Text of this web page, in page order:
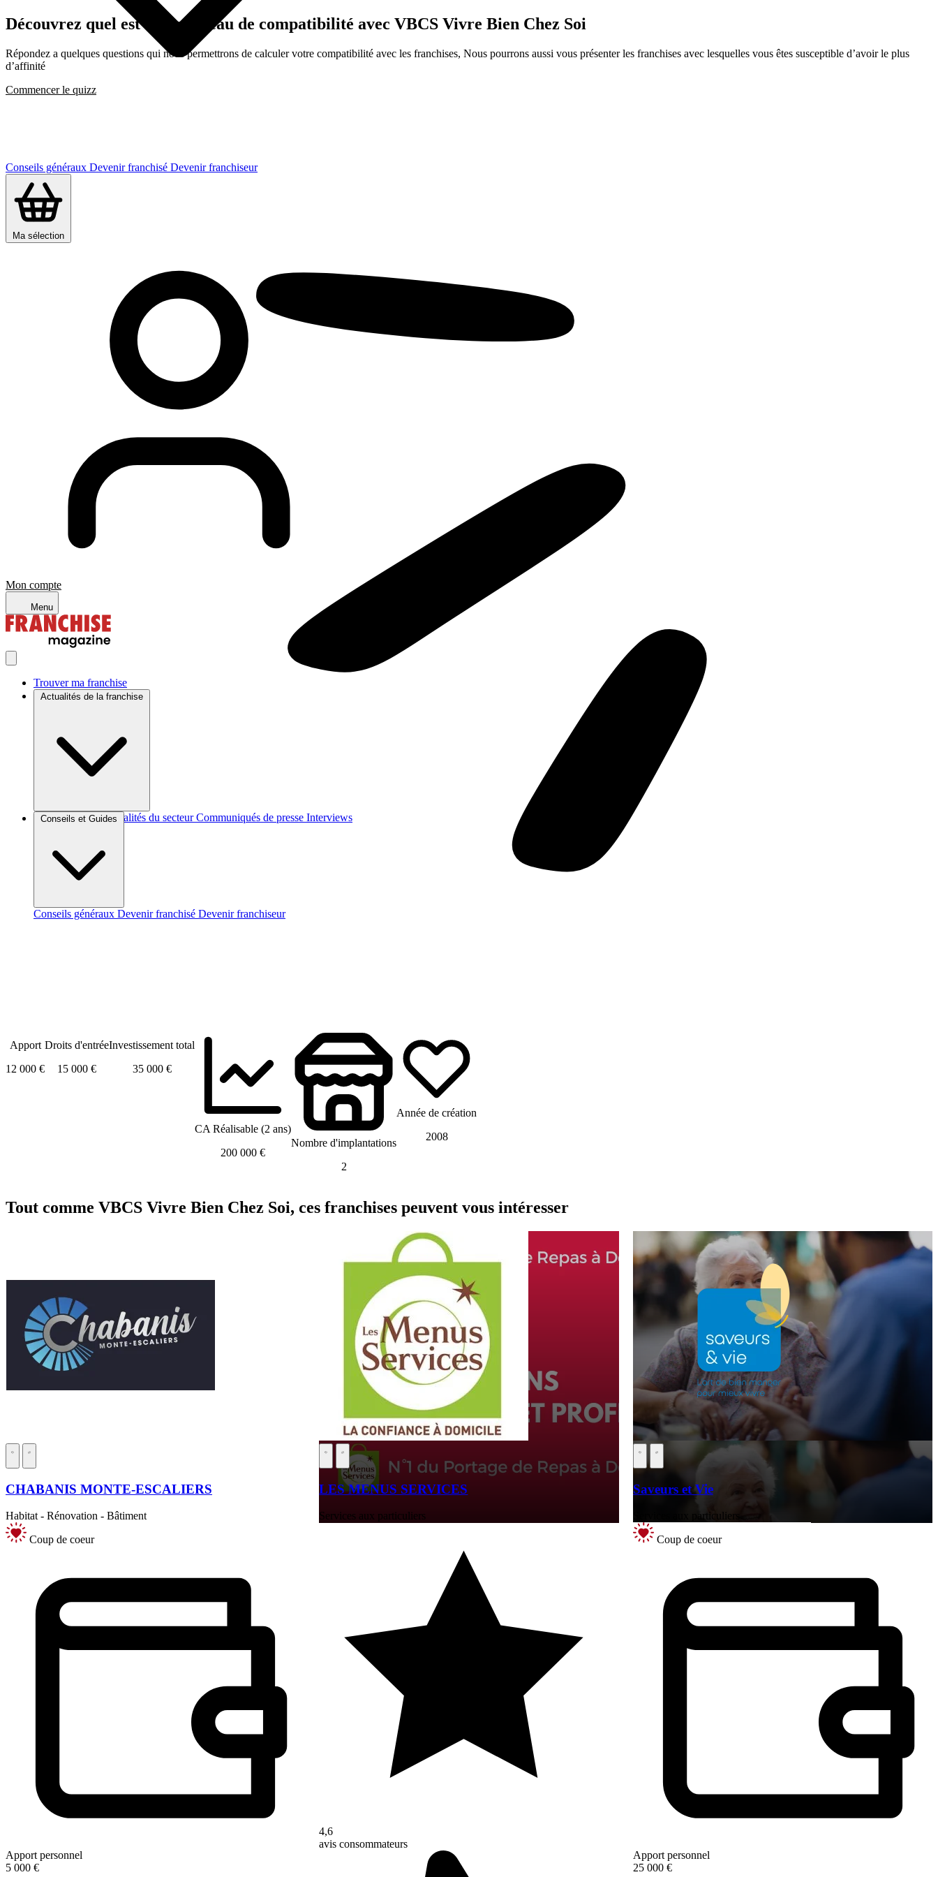
Conseils généraux Devenir franchisé Devenir franchiseur
Ma sélection
Mon compte
Menu
Trouver ma franchise
Actualités de la franchise
Brèves et actus Actualités du secteur Communiqués de presse Interviews
Conseils et Guides
Conseils généraux Devenir franchisé Devenir franchiseur
Découvrez quel est votre niveau de compatibilité avec VBCS Vivre Bien Chez Soi
Répondez a quelques questions qui nous permettrons de calculer votre compatibilité avec les franchises, Nous pourrons aussi vous présenter les franchises avec lesquelles vous êtes susceptible d’avoir le plus
d’affinité
Commencer le quizz
Apport
12 000 €
Droits d'entrée
15 000 €
Investissement total
35 000 €
CA Réalisable (2 ans)
200 000 €
Nombre d'implantations
2
Année de création
2008
Tout comme VBCS Vivre Bien Chez Soi, ces franchises peuvent vous intéresser
CHABANIS MONTE-ESCALIERS
Habitat - Rénovation - Bâtiment
Coup de coeur
Apport personnel
5 000 €
LES MENUS SERVICES
Services aux particuliers
4,6
avis consommateurs
Saveurs et Vie
Services aux particuliers
Coup de coeur
Apport personnel
25 000 €